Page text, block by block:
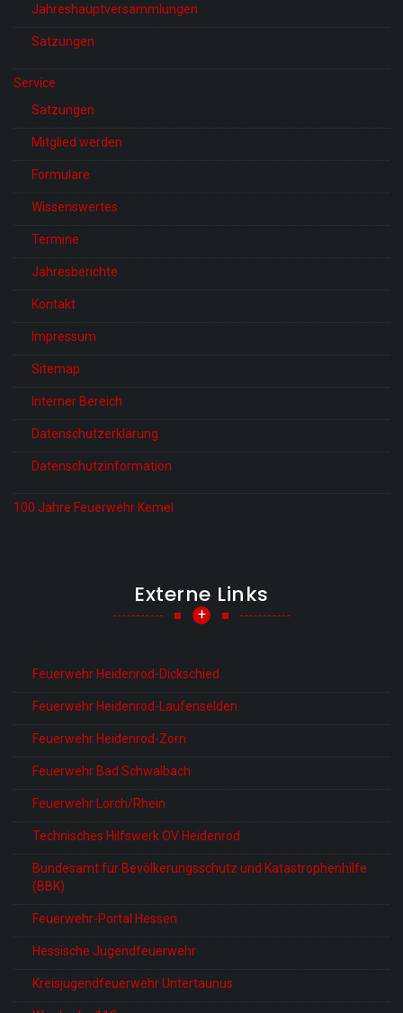
Jahreshauptversammlungen
Satzungen
Service
Satzungen
Mitglied werden
Formulare
Wissenswertes
Termine
Jahresberichte
Kontakt
Impressum
Sitemap
Interner Bereich
Datenschutzerklärung
Datenschutzinformation
100 Jahre Feuerwehr Kemel
Externe Links
+
Feuerwehr Heidenrod-Dickschied
Feuerwehr Heidenrod-Laufenselden
Feuerwehr Heidenrod-Zorn
Feuerwehr Bad Schwalbach
Feuerwehr Lorch/Rhein
Technisches Hilfswerk OV Heidenrod
Bundesamt für Bevölkerungsschutz und Katastrophenhilfe
(BBK)
Feuerwehr-Portal Hessen
Hessische Jugendfeuerwehr
Kreisjugendfeuerwehr Untertaunus